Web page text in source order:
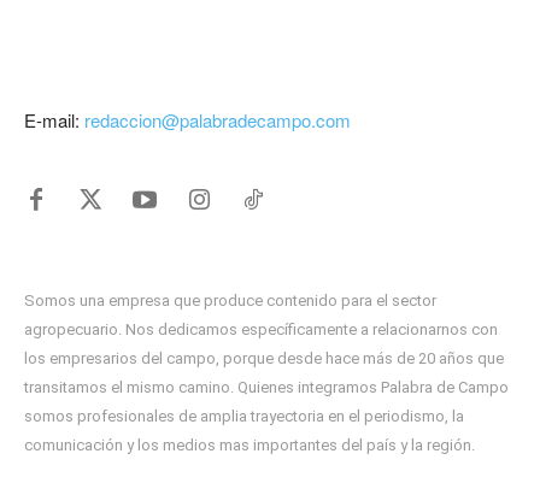
E-mail: redaccion@palabradecampo.com
Somos una empresa que produce contenido para el sector
agropecuario. Nos dedicamos específicamente a relacionarnos con
los empresarios del campo, porque desde hace más de 20 años que
transitamos el mismo camino. Quienes integramos Palabra de Campo
somos profesionales de amplia trayectoria en el periodismo, la
comunicación y los medios mas importantes del país y la región.